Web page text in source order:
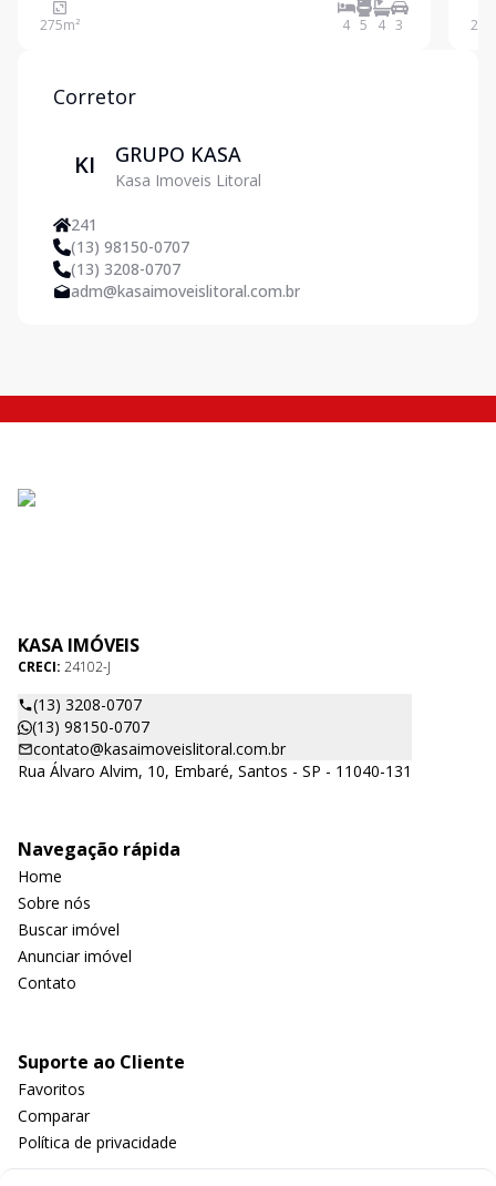
cidade. Com requinte, sofisticação e excelente
distribuição dos ambientes, o imóvel conta com
275m² 4 5 4 3 200
Corretor
KI GRUPO KASA
Kasa Imoveis Litoral
241
(13) 98150-0707
(13) 3208-0707
adm@kasaimoveislitoral.com.br
KASA IMÓVEIS
CRECI: 24102-J
(13) 3208-0707
(13) 98150-0707
contato@kasaimoveislitoral.com.br
Rua Álvaro Alvim, 10, Embaré, Santos - SP - 11040-131
Navegação rápida
Home
Sobre nós
Buscar imóvel
Anunciar imóvel
Contato
Suporte ao Cliente
Favoritos
Comparar
Política de privacidade